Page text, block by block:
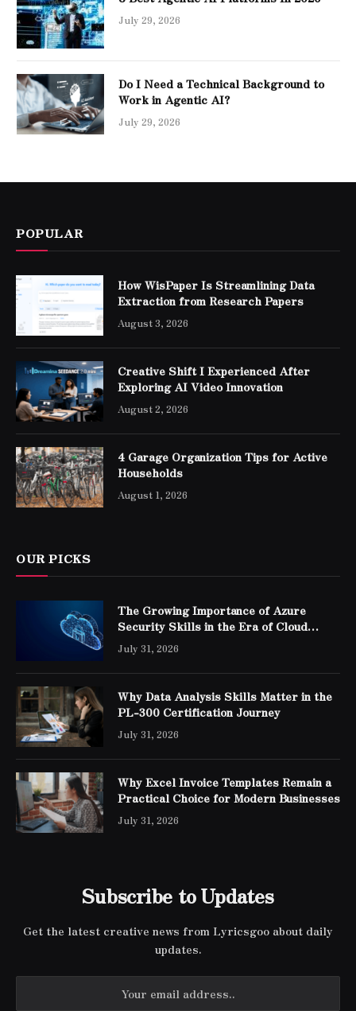
July 29, 2026
Do I Need a Technical Background to
Work in Agentic AI?
July 29, 2026
POPULAR
How WisPaper Is Streamlining Data
Extraction from Research Papers
August 3, 2026
Creative Shift I Experienced After
Exploring AI Video Innovation
August 2, 2026
4 Garage Organization Tips for Active
Households
August 1, 2026
OUR PICKS
The Growing Importance of Azure
Security Skills in the Era of Cloud
Computing
July 31, 2026
Why Data Analysis Skills Matter in the
PL-300 Certification Journey
July 31, 2026
Why Excel Invoice Templates Remain a
Practical Choice for Modern Businesses
July 31, 2026
Subscribe to Updates
Get the latest creative news from Lyricsgoo about daily
updates.